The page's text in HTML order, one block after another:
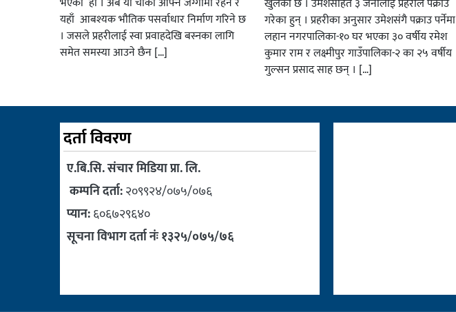
यहाँ आबश्यक भाैतिक पसर्वाधार निर्माण गरिने छ
। जसले प्रहरीलाई स्वा प्रवाहदेखि बस्नका लागि
समेत समस्या आउने छैन […]
गरेका हुन् । प्रहरीका अनुसार उमेशसंगै पक्राउ पर्नेमा
लहान नगरपालिका-१० घर भएका ३० वर्षीय रमेश
कुमार राम र लक्ष्मीपुर गाउँपालिका-२ का २५ वर्षीय
गुल्सन प्रसाद साह छन् । […]
दर्ता विवरण
ए.बि.सि. संचार मिडिया प्रा. लि.
कम्पनि दर्ता:२०९९२४/०७५/०७६
प्यान:६०६७२९६४०
सूचना विभाग दर्ता नंः १३२५/०७५/७६